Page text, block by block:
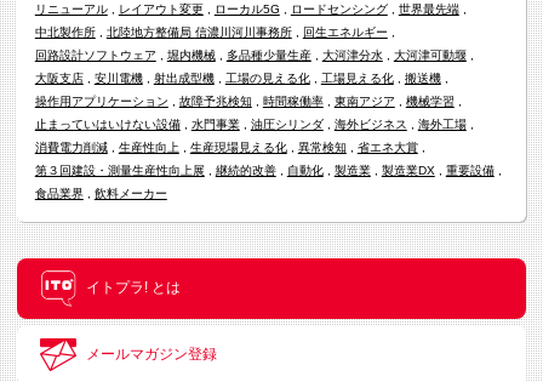
リニューアル
レイアウト変更 ローカル5G ロードセンシング
世界最先端
中北製作所
北陸地方整備局 信濃川河川事務所
回生エネルギー
回路設計ソフトウェア
堀内機械 多品種少量生産 大河津分水
大河津可動堰
大阪支店
安川電機 射出成型機 工場の見える化 工場見える化
搬送機
操作用アプリケーション
故障予兆検知 時間稼働率 東南アジア
機械学習
止まっていはいけない設備
水門事業 油圧シリンダ 海外ビジネス
海外工場
消費電力削減
生産性向上 生産現場見える化 異常検知
省エネ大賞
第３回建設・測量生産性向上展
継続的改善 自動化 製造業 製造業DX
重要設備
食品業界
飲料メーカー
イトプラ! とは
メールマガジン登録